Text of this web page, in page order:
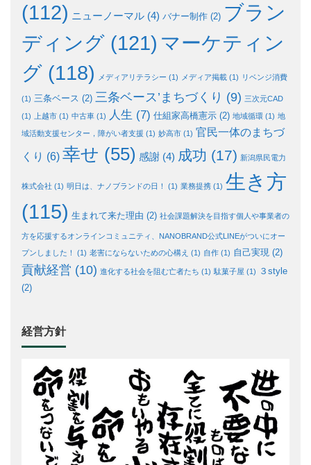
(112) ニューノーマル (4) バナー制作 (2) ブラン
ディング (121) マーケティン
グ (118) メディアリテラシー (1) メディア掲載 (1) リベンジ消費
(1) 三条ベース (2) 三条ベース’まちづくり (9) 三次元CAD
(1) 上越市 (1) 中古車 (1) 人生 (7) 仕組家高橋憲示 (2) 地域循環 (1) 地
域活動支援センター，障がい者支援 (1) 妙高市 (1) 官民一体のまちづ
くり (6) 幸せ (55) 感謝 (4) 成功 (17) 新潟県民電力
株式会社 (1) 明日は、ナノブランドの日！ (1) 業務提携 (1) 生き方
(115) 生まれて来た理由 (2) 社会課題解決を目指す個人や事業者の
方を応援するオンラインコミュニティ、NANOBRAND公式LINEがついにオー
プンしました！
(1) 老害にならないための心構え (1) 自作 (1) 自己実現 (2)
貢献経営 (10) 進化する社会を阻む亡者たち (1) 駄菓子屋 (1)
３style
(2)
経営方針